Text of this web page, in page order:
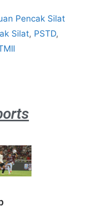
Pencak Silat
Silat, PSTD,